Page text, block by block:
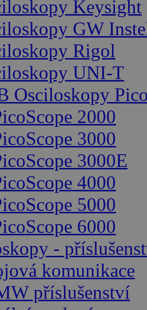
Keysight
GW
Rigol
UNI-T
Osciloskopy
2000
3000
3000E
4000
5000
6000
-
komunikace
příslušenství